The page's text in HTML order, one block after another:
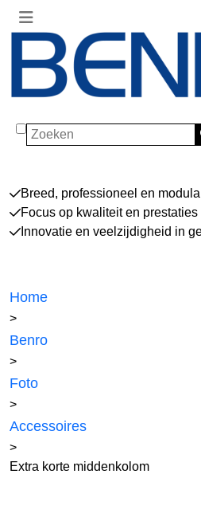
Zoeken
Breed, professioneel en
Focus op kwaliteit en prestaties
Innovatie en veelzijdigheid in
Home
>
Benro
>
Foto
>
Accessoires
>
Extra korte middenkolom